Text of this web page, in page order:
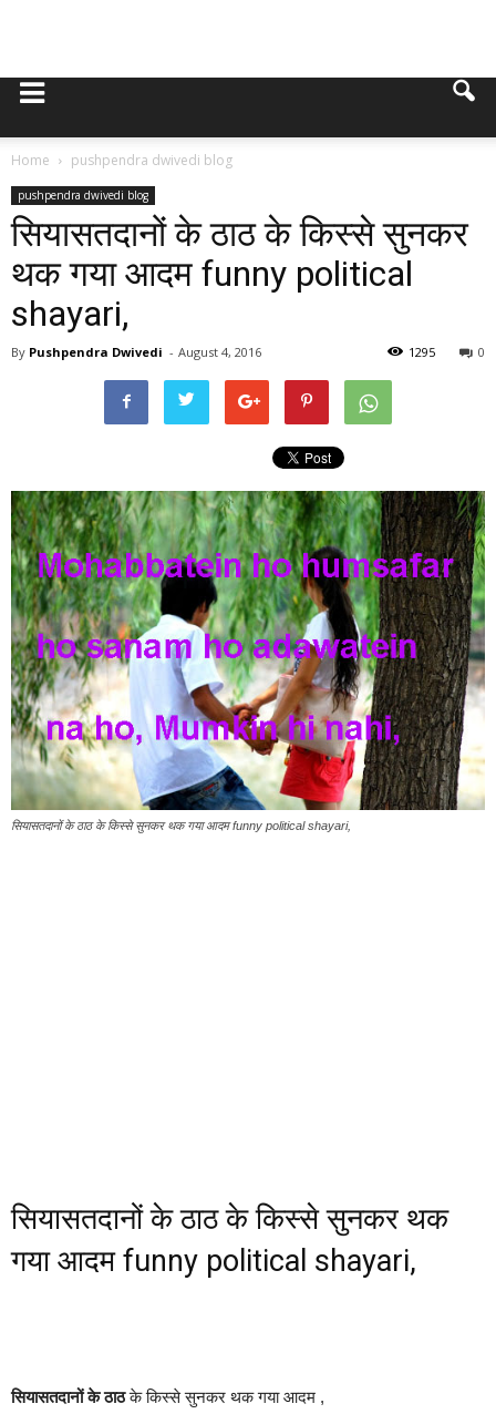
Home pushpendra dwivedi blog
pushpendra dwivedi blog
सियासतदानों के ठाठ के किस्से सुनकर
थक गया आदम funny political
shayari,
By Pushpendra Dwivedi - August 4, 2016 0
1295
सियासतदानों के ठाठ के किस्से सुनकर थक गया आदम funny political shayari,
सियासतदानों के ठाठ के किस्से सुनकर थक
गया आदम funny political shayari,
सियासतदानों के ठाठके किस्से सुनकर थक गया आदम ,